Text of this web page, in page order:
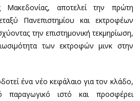
Μακεδονίας, αποτελεί την πρώτη
Πανεπιστημίου και εκτροφέων
την επιστημονική τεκμηρίωση,
των εκτροφών μινκ στην
ένα νέο κεφάλαιο για τον κλάδο,
παραγωγικό ιστό και προσφέρει